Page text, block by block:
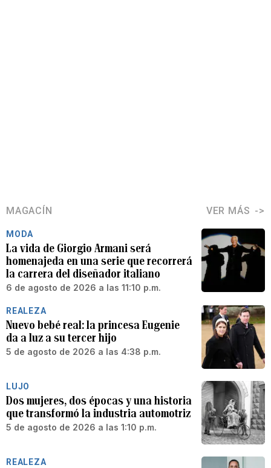
MAGACÍN VER MÁS
MODA
La vida de Giorgio Armani será
homenajeda en una serie que recorrerá
la carrera del diseñador italiano
6 de agosto de 2026 a las 11:10 p.m.
REALEZA
Nuevo bebé real: la princesa Eugenie
da a luz a su tercer hijo
5 de agosto de 2026 a las 4:38 p.m.
LUJO
Dos mujeres, dos épocas y una historia
que transformó la industria automotriz
5 de agosto de 2026 a las 1:10 p.m.
REALEZA